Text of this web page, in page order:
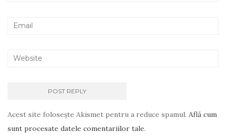
Acest site folosește Akismet pentru a reduce spamul. Află cum
sunt procesate datele comentariilor tale.